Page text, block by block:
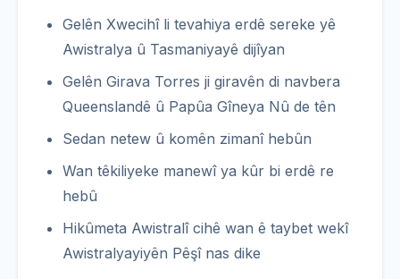
Gelên Xwecihî li tevahiya erdê sereke yê
Awistralya û Tasmaniyayê dijîyan
Gelên Girava Torres ji giravên di navbera
Queenslandê û Papûa Gîneya Nû de tên
Sedan netew û komên zimanî hebûn
Wan têkiliyeke manewî ya kûr bi erdê re
hebû
Hikûmeta Awistralî cihê wan ê taybet wekî
Awistralyayiyên Pêşî nas dike